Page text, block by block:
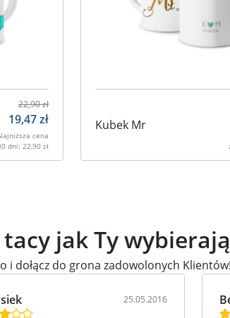
22,90zł
19,47zł
cena
dni: 22,90 zł
Kubek Mr
jak Ty
i dołącz do grona zadowolonych Klientów!
25.05.2016